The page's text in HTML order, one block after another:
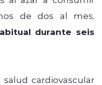
de dos al mes,
durante seis
cardiovascular